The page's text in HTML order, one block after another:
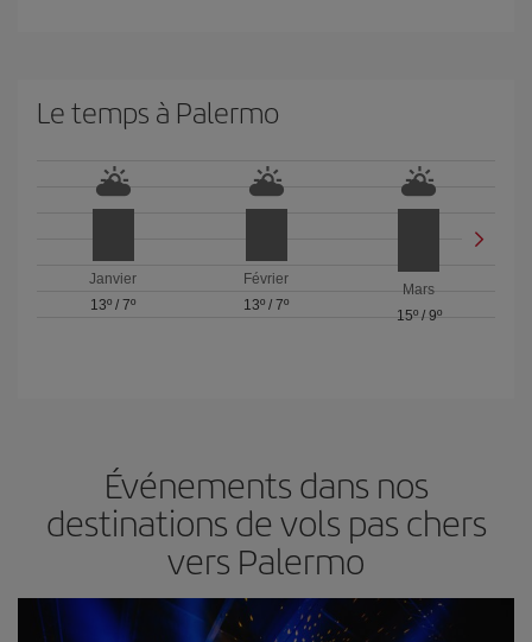
Le temps à Palermo
Janvier
13º /7º
Février
13º / 7º
Mars
15º/ 9º
Événements dans nos
destinations de vols pas chers
vers Palermo